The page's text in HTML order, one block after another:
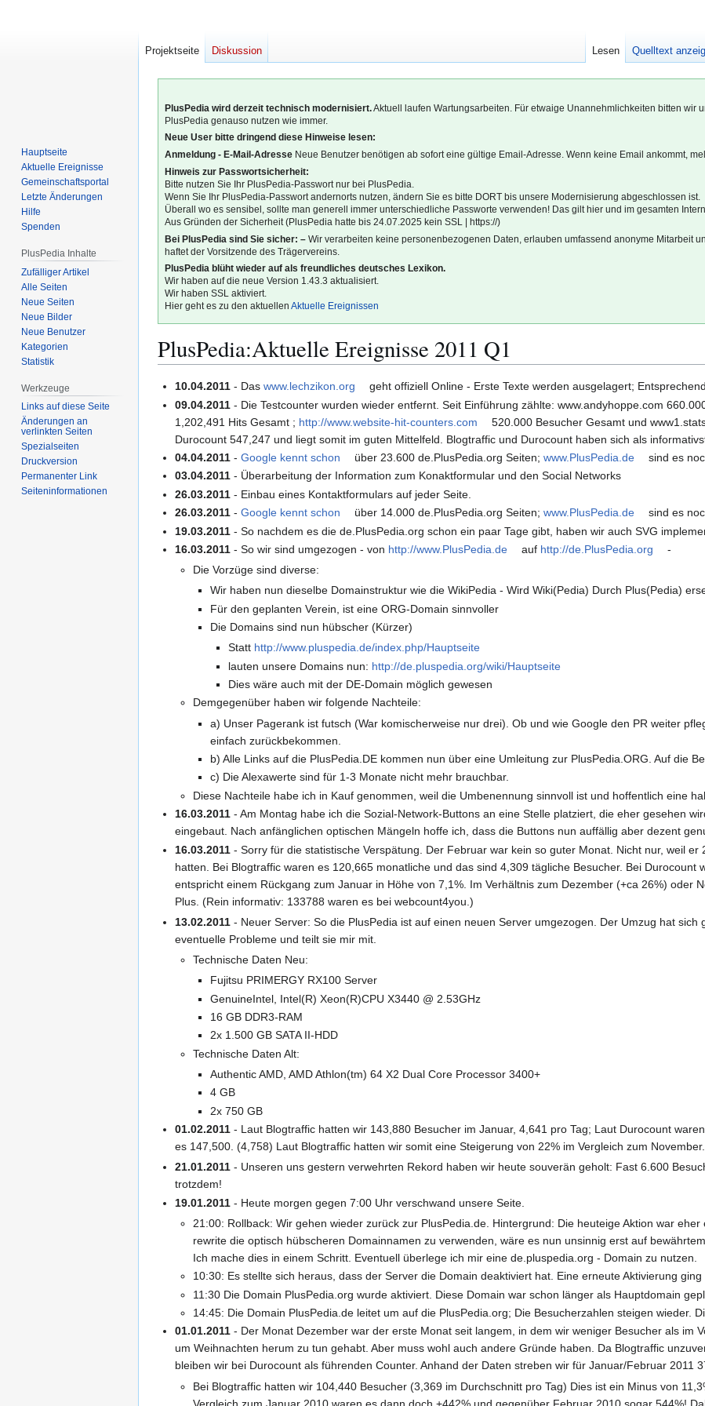
PlusPedia wird derzeit technisch modernisiert.Aktuell laufen Wartungsarbeiten. Für etwaige Unannehmlichkeiten bitten wir
PlusPedia genauso nutzen wie immer.
Neue User bitte dringend diese Hinweise lesen:
Anmeldung - E-Mail-Adresse Neue Benutzer benötigen ab sofort eine gültige Email-Adresse. Wenn keine Email ankommt,
Hinweis zur Passwortsicherheit:
Bitte nutzen Sie Ihr PlusPedia-Passwort nur bei PlusPedia.
Wenn Sie Ihr PlusPedia-Passwort andernorts nutzen, ändern Sie es bitte DORT bis unsere Modernisierung abgeschlossen ist.
Überall wo es sensibel, sollte man generell immer unterschiedliche Passworte verwenden! Das gilt hier und im gesamten
Aus Gründen der Sicherheit (PlusPedia hatte bis 24.07.2025 kein SSL | https://)
Bei PlusPedia sind Sie sicher: – Wir verarbeiten keine personenbezogenen Daten, erlauben umfassend anonyme Mitarbeit
haftet der Vorsitzende des Trägervereins.
PlusPedia blüht wieder auf als freundliches deutsches Lexikon.
Wir haben auf die neue Version 1.43.3 aktualisiert.
Wir haben SSL aktiviert.
Hier geht es zu den aktuellenAktuelle Ereignissen
PlusPedia:Aktuelle Ereignisse 2011 Q1
Zur
Navigation
springen
Zur
Suche
springen
10.04.2011 - Daswww.lechzikon.org
geht offiziell Online - Erste Texte werden ausgelagert;
09.04.2011 - Die Testcounter wurden wieder entfernt. Seit Einführung zählte: www.andyhoppe.com
1,202,491 Hits Gesamt ; http://www.website-hit-counters.com
520.000 Besucher Gesamt und
Durocount 547,247 und liegt somit im guten Mittelfeld. Blogtraffic und Durocount haben sich als
04.04.2011 -Google kennt schon über 23.600 de.PlusPedia.org Seiten;www.PlusPedia.de
sind es
03.04.2011 - Überarbeitung der Information zum Konaktformular und den Social Networks
26.03.2011 - Einbau eines Kontaktformulars auf jeder Seite.
26.03.2011 -Google kennt schon über 14.000 de.PlusPedia.org Seiten;www.PlusPedia.de
sind es
19.03.2011 - So nachdem es die de.PlusPedia.org schon ein paar Tage gibt, haben wir auch SVG
16.03.2011 - So wir sind umgezogen - von http://www.PlusPedia.de auf http://de.PlusPedia.org
-
Die Vorzüge sind diverse:
Wir haben nun dieselbe Domainstruktur wie die WikiPedia - Wird Wiki(Pedia) Durch Plus(Pedia)
Für den geplanten Verein, ist eine ORG-Domain sinnvoller
Die Domains sind nun hübscher (Kürzer)
Statt http://www.pluspedia.de/index.php/Hauptseite
lauten unsere Domains nun: http://de.pluspedia.org/wiki/Hauptseite
Dies wäre auch mit der DE-Domain möglich gewesen
Demgegenüber haben wir folgende Nachteile:
a) Unser Pagerank ist futsch (War komischerweise nur drei). Ob und wie Google den PR weiter
einfach zurückbekommen.
b) Alle Links auf die PlusPedia.DE kommen nun über eine Umleitung zur PlusPedia.ORG. Auf die
c) Die Alexawerte sind für 1-3 Monate nicht mehr brauchbar.
Diese Nachteile habe ich in Kauf genommen, weil die Umbenennung sinnvoll ist und hoffentlich eine
16.03.2011 - Am Montag habe ich die Sozial-Network-Buttons an eine Stelle platziert, die eher gesehen
eingebaut. Nach anfänglichen optischen Mängeln hoffe ich, dass die Buttons nun auffällig aber dezent
16.03.2011 - Sorry für die statistische Verspätung. Der Februar war kein so guter Monat. Nicht nur, weil
hatten. Bei Blogtraffic waren es 120,665 monatliche und das sind 4,309 tägliche Besucher. Bei
entspricht einem Rückgang zum Januar in Höhe von 7,1%. Im Verhältnis zum Dezember (+ca 26%) oder
Plus. (Rein informativ: 133788 waren es bei webcount4you.)
13.02.2011 - Neuer Server: So die PlusPedia ist auf einen neuen Server umgezogen. Der Umzug hat
eventuelle Probleme und teilt sie mir mit.
Technische Daten Neu:
Fujitsu PRIMERGY RX100 Server
GenuineIntel, Intel(R) Xeon(R)CPU X3440 @ 2.53GHz
16 GB DDR3-RAM
2x 1.500 GB SATA II-HDD
Technische Daten Alt:
Authentic AMD, AMD Athlon(tm) 64 X2 Dual Core Processor 3400+
4 GB
2x 750 GB
01.02.2011 - Laut Blogtraffic hatten wir 143,880 Besucher im Januar, 4,641 pro Tag; Laut Durocount
es 147,500. (4,758) Laut Blogtraffic hatten wir somit eine Steigerung von 22% im Vergleich zum November.
21.01.2011 - Unseren uns gestern verwehrten Rekord haben wir heute souverän geholt: Fast 6.600
trotzdem!
19.01.2011 - Heute morgen gegen 7:00 Uhr verschwand unsere Seite.
21:00: Rollback: Wir gehen wieder zurück zur PlusPedia.de. Hintergrund: Die heuteige Aktion war
rewrite die optisch hübscheren Domainnamen zu verwenden, wäre es nun unsinnig erst auf
Ich mache dies in einem Schritt. Eventuell überlege ich mir eine de.pluspedia.org - Domain zu nutzen.
10:30: Es stellte sich heraus, dass der Server die Domain deaktiviert hat. Eine erneute Aktivierung ging
11:30 Die Domain PlusPedia.org wurde aktiviert. Diese Domain war schon länger als Hauptdomain
14:45: Die Domain PlusPedia.de leitet um auf die PlusPedia.org; Die Besucherzahlen steigen wieder.
01.01.2011 - Der Monat Dezember war der erste Monat seit langem, in dem wir weniger Besucher als im
um Weihnachten herum zu tun gehabt. Aber muss wohl auch andere Gründe haben. Da Blogtraffic
bleiben wir bei Durocount als führenden Counter. Anhand der Daten streben wir für Januar/Februar 2011
Bei Blogtraffic hatten wir 104,440 Besucher (3,369 im Durchschnitt pro Tag) Dies ist ein Minus von
Vergleich zum Januar 2010 waren es dann doch +442% und gegenüber Februar 2010 sogar 544%!
Projektseite Diskussion Lesen Quelltext
Hauptseite
Aktuelle Ereignisse
Gemeinschafts­portal
Letzte Änderungen
Hilfe
Spenden
PlusPedia Inhalte
Zufälliger Artikel
Alle Seiten
Neue Seiten
Neue Bilder
Neue Benutzer
Kategorien
Statistik
Werkzeuge
Links auf diese Seite
Änderungen an
verlinkten Seiten
Spezialseiten
Druckversion
Permanenter Link
Seiten­­informationen